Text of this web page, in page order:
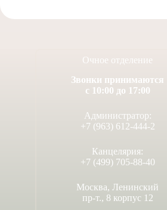
Очное отделение
Звонки принимаются
с 10:00 до 17:00
Администратор:
+7 (963) 612-444-2
Канцелярия:
+7 (499) 705-88-40
Москва, Ленинский
пр-т., 8 корпус 12